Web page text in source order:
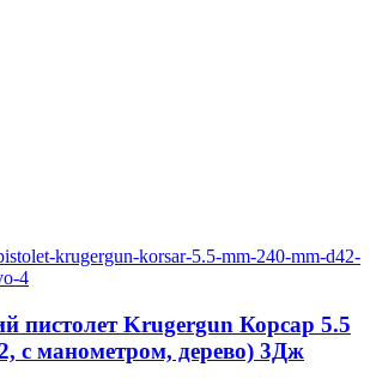
пистолет Krugergun Корсар 5.5
с манометром, дерево) 3Дж